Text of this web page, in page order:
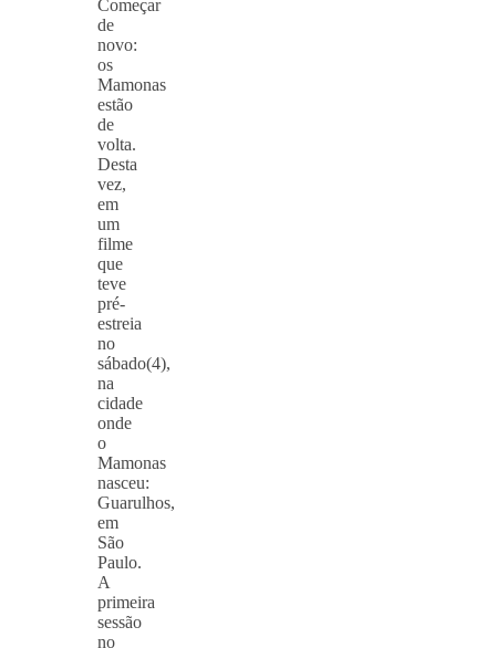
Começar
de
novo:
os
Mamonas
estão
de
volta.
Desta
vez,
em
um
filme
que
teve
pré-
estreia
no
sábado(4),
na
cidade
onde
o
Mamonas
nasceu:
Guarulhos,
em
São
Paulo.
A
primeira
sessão
no